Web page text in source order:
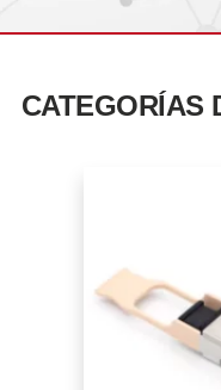
CATEGORÍAS